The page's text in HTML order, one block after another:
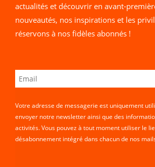
actualités et découvrir en avant-
nouveautés, nos inspirations et les
réservons à nos fidèles abonnés !
Votre adresse de messagerie est uniquement
envoyer notre newsletter ainsi que des
activités. Vous pouvez à tout moment utiliser le
désabonnement intégré dans chacun de nos